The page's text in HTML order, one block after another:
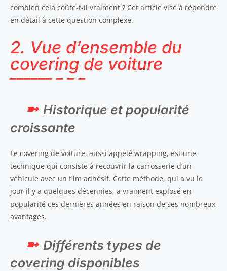
combien cela coûte-t-il vraiment ? Cet article vise à répondre
en détail à cette question complexe.
2. Vue d’ensemble du
covering de voiture
Historique et popularité
croissante
Le covering de voiture, aussi appelé wrapping, est une
technique qui consiste à recouvrir la carrosserie d’un
véhicule avec un film adhésif. Cette méthode, qui a vu le
jour il y a quelques décennies, a vraiment explosé en
popularité ces dernières années en raison de ses nombreux
avantages.
Différents types de
covering disponibles